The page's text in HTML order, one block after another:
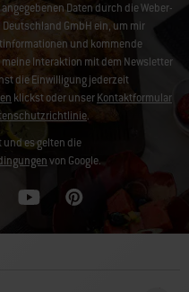
Daten durch die Weber-
GmbH ein, um mir
und kommende
Interaktion mit dem Newsletter
die Einwilligung jederzeit
klickst oder unserKontaktformular
.
und es gelten die
von Google.